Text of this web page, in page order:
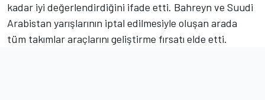
kadar iyi değerlendirdiğini ifade etti. Bahreyn ve Suudi
Arabistan yarışlarının iptal edilmesiyle oluşan arada
tüm takımlar araçlarını geliştirme fırsatı elde etti.